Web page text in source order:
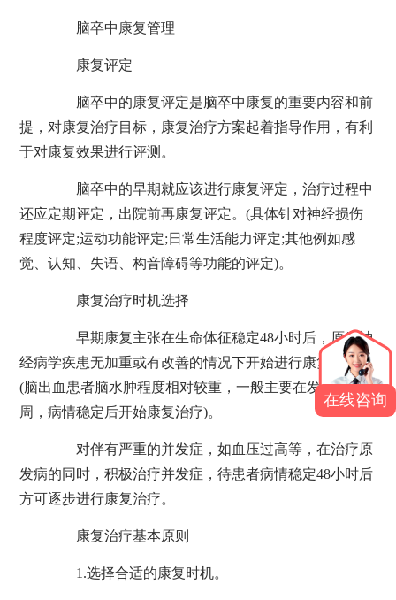
脑卒中康复管理
康复评定
脑卒中的康复评定是脑卒中康复的重要内容和前
提，对康复治疗目标，康复治疗方案起着指导作用，有利
于对康复效果进行评测。
脑卒中的早期就应该进行康复评定，治疗过程中
还应定期评定，出院前再康复评定。(具体针对神经损伤
程度评定;运动功能评定;日常生活能力评定;其他例如感
觉、认知、失语、构音障碍等功能的评定)。
康复治疗时机选择
早期康复主张在生命体征稳定48小时后，原发神
经病学疾患无加重或有改善的情况下开始进行康复治疗
(脑出血患者脑水肿程度相对较重，一般主要在发病后1~2
周，病情稳定后开始康复治疗)。
对伴有严重的并发症，如血压过高等，在治疗原
发病的同时，积极治疗并发症，待患者病情稳定48小时后
方可逐步进行康复治疗。
康复治疗基本原则
1.选择合适的康复时机。
在线咨询